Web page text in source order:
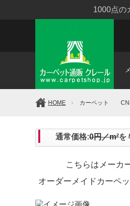
1000点の
HOME カーペット
通常価格:0円／m²を
こちらはメーカ
オーダーメイドカーペ